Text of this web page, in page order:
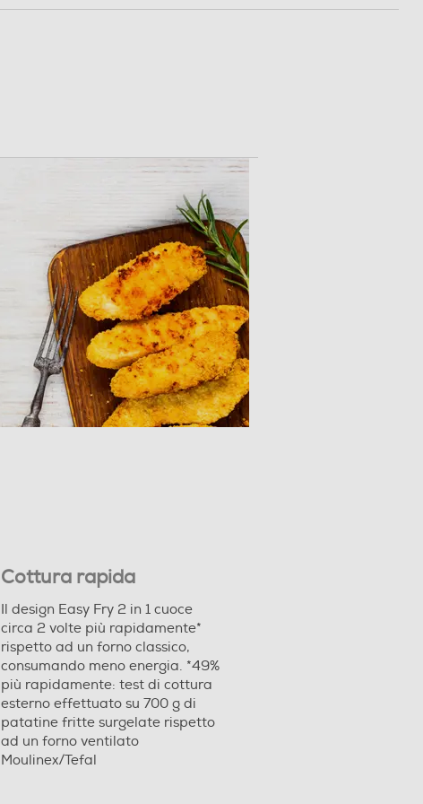
Cottura rapida
Il design Easy Fry 2 in 1 cuoce
circa 2 volte più rapidamente*
rispetto ad un forno classico,
consumando meno energia. *49%
più rapidamente: test di cottura
esterno effettuato su 700 g di
patatine fritte surgelate rispetto
ad un forno ventilato
Moulinex/Tefal